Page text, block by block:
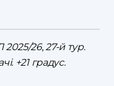
2025/26,27-й тур.
+21 градус.